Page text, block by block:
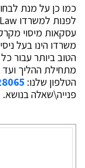
כמו כן על מנת
עסקאות מיסוי
משרדו הינו בעל
הטוב ביותר עבור כל
מתחילת ההליך
הטלפון שלנו:
פנייה\שאלה בנושא.